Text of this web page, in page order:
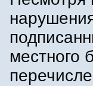
местного